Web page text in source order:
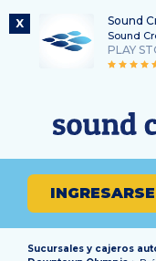
X Sound
Sound
PLAY
contenido
sesión
banca
en
línea
Número de ruta
INGRESARSE
Sucursales y cajeros